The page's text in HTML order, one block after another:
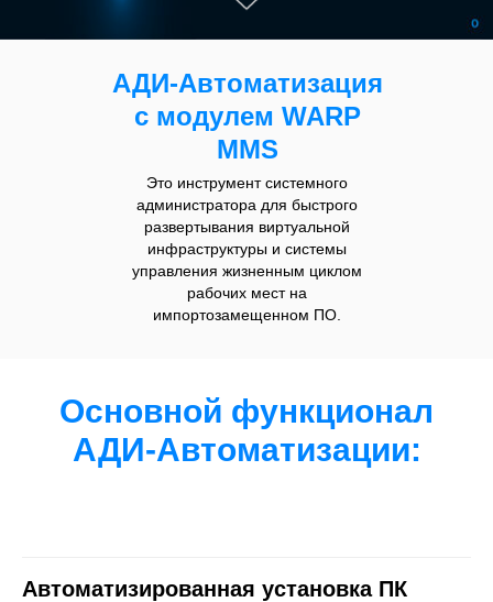
Это инструмент системного
администратора для быстрого
развертывания виртуальной
инфраструктуры и системы
управления жизненным циклом
рабочих мест на
импортозамещенном ПО.
АДИ-Автоматизация
c модулем WARP
MMS
Основной функционал
АДИ-Автоматизации:
Автоматизированная установка ПК